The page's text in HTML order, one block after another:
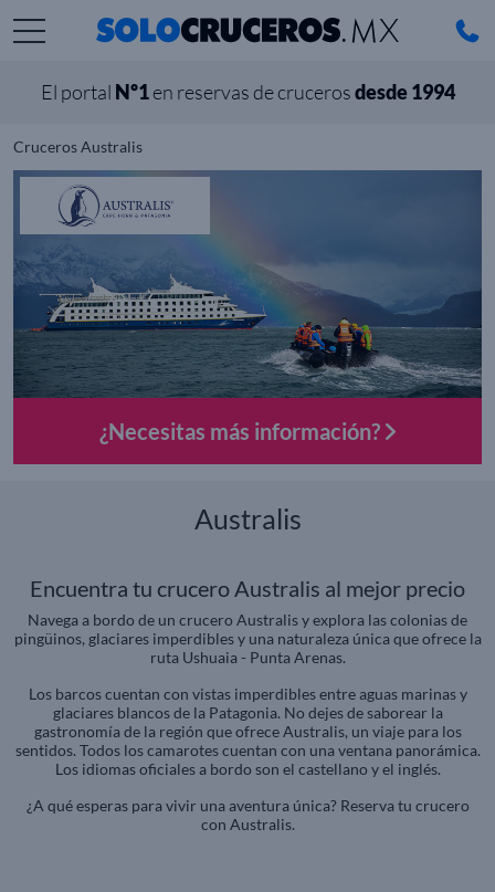
El portal Nº1en reservas de crucerosdesde 1994
Cruceros Australis
¿Necesitas más información?
Australis
Encuentra tu crucero Australis al mejor precio
Navega a bordo de un crucero Australis y explora las colonias de
pingüinos, glaciares imperdibles y una naturaleza única que ofrece la
ruta Ushuaia - Punta Arenas.
Los barcos cuentan con vistas imperdibles entre aguas marinas y
glaciares blancos de la Patagonia. No dejes de saborear la
gastronomía de la región que ofrece Australis, un viaje para los
sentidos. Todos los camarotes cuentan con una ventana panorámica.
Los idiomas oficiales a bordo son el castellano y el inglés.
¿A qué esperas para vivir una aventura única? Reserva tu crucero
con Australis.